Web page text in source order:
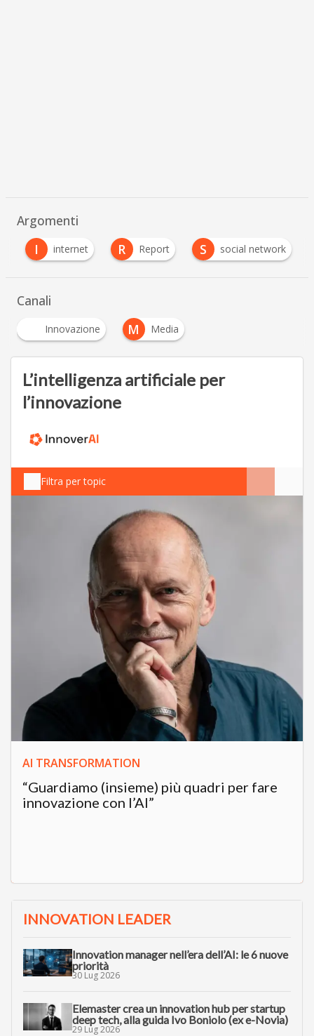
Argomenti
I internet R Report S social network
Canali
Innovazione M Media
L’intelligenza artificiale per
l’innovazione
Filtra per topic
AI TRANSFORMATION
“Guardiamo (insieme) più quadri per fare
innovazione con l’AI”
INNOVATION LEADER
Innovation manager nell’era dell’AI: le 6 nuove
priorità
30 Lug 2026
Elemaster crea un innovation hub per startup
deep tech, alla guida Ivo Boniolo (ex e-Novia)
29 Lug 2026